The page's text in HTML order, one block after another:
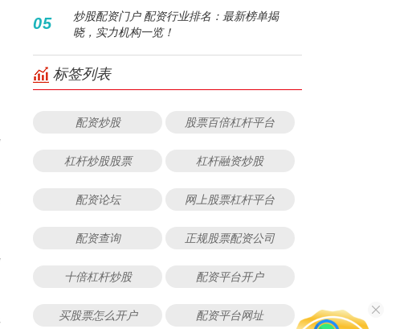
05
炒股配资门户 配资行业排名：最新榜单揭
晓，实力机构一览！
标签列表
配资炒股 股票百倍杠杆平台
杠杆炒股股票 杠杆融资炒股
配资论坛 网上股票杠杆平台
配资查询 正规股票配资公司
十倍杠杆炒股 配资平台开户
买股票怎么开户 配资平台网址